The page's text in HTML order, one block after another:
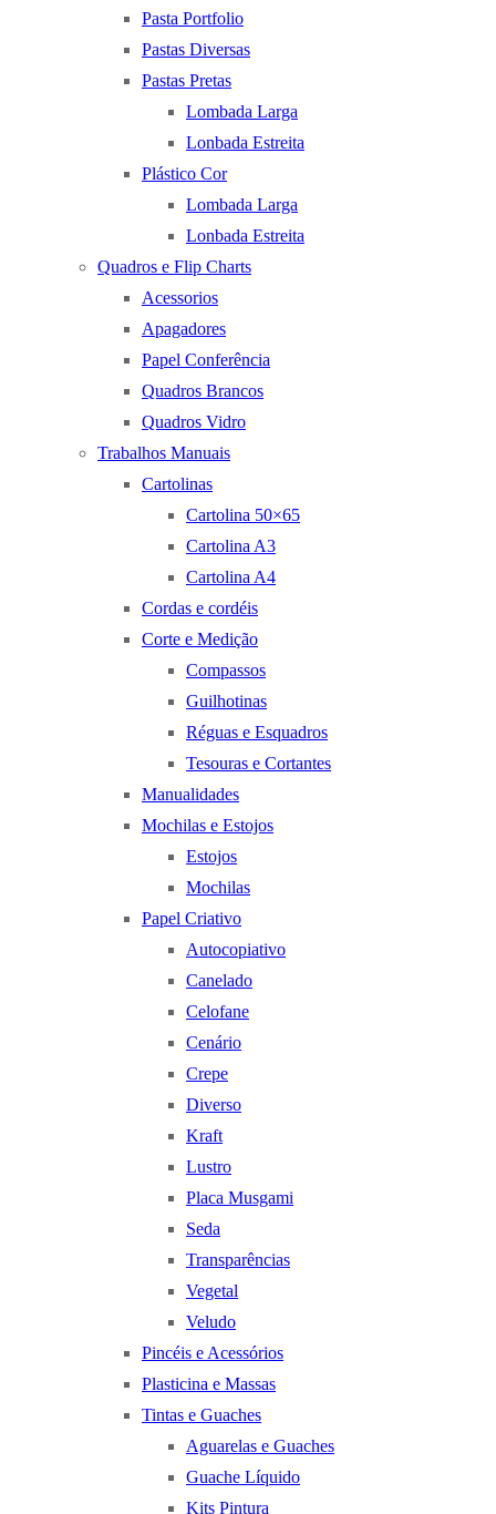
Pasta Portfolio
Pastas Diversas
Pastas Pretas
Lombada Larga
Lonbada Estreita
Plástico Cor
Lombada Larga
Lonbada Estreita
Quadros e Flip Charts
Acessorios
Apagadores
Papel Conferência
Quadros Brancos
Quadros Vidro
Trabalhos Manuais
Cartolinas
Cartolina 50×65
Cartolina A3
Cartolina A4
Cordas e cordéis
Corte e Medição
Compassos
Guilhotinas
Réguas e Esquadros
Tesouras e Cortantes
Manualidades
Mochilas e Estojos
Estojos
Mochilas
Papel Criativo
Autocopiativo
Canelado
Celofane
Cenário
Crepe
Diverso
Kraft
Lustro
Placa Musgami
Seda
Transparências
Vegetal
Veludo
Pincéis e Acessórios
Plasticina e Massas
Tintas e Guaches
Aguarelas e Guaches
Guache Líquido
Kits Pintura